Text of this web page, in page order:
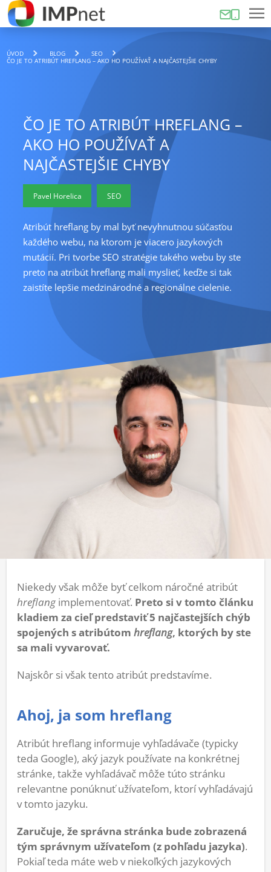
ÚVOD BLOG
SEO
ČO JE TO ATRIBÚT HREFLANG – AKO HO POUŽÍVAŤ A NAJČASTEJŠIE CHYBY
ČO JE TO ATRIBÚT HREFLANG –
AKO HO POUŽÍVAŤ A
NAJČASTEJŠIE CHYBY
Pavel Horelica SEO
Atribút hreflang by mal byť nevyhnutnou súčasťou
každého webu, na ktorom je viacero jazykových
mutácií. Pri tvorbe SEO stratégie takého webu by ste
preto na atribút hreflang mali myslieť, keďže si tak
zaistíte lepšie medzinárodné a regionálne cielenie.
Niekedy však môže byť celkom náročné atribút
hreflangimplementovať. Preto si v tomto článku
kladiem za cieľ predstaviť 5 najčastejších chýb
spojených s atribútom hreflang, ktorých by ste
sa mali vyvarovať.
Najskôr si však tento atribút predstavíme.
Ahoj, ja som hreflang
Atribút hreflang informuje vyhľadávače (typicky
teda Google), aký jazyk používate na konkrétnej
stránke, takže vyhľadávač môže túto stránku
relevantne ponúknuť užívateľom, ktorí vyhľadávajú
v tomto jazyku.
Zaručuje, že správna stránka bude zobrazená
tým správnym užívateľom (z pohľadu jazyka).
Pokiaľ teda máte web v niekoľkých jazykových